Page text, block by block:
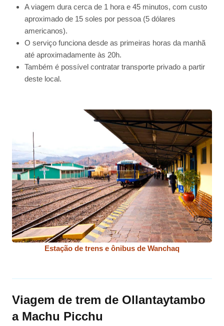
A viagem dura cerca de 1 hora e 45 minutos, com custo
aproximado de 15 soles por pessoa (5 dólares
americanos).
O serviço funciona desde as primeiras horas da manhã
até aproximadamente às 20h.
Também é possível contratar transporte privado a partir
deste local.
Estação de trens e ônibus de Wanchaq
Viagem de trem de Ollantaytambo
a Machu Picchu